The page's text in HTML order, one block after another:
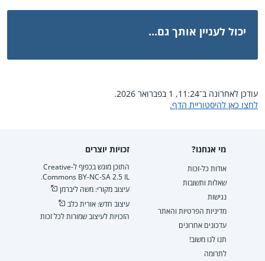
יכול לעניין אותך גם...
עודכן לאחרונה ב־11:24, 1 בפברואר 2026.
לחצו כאן להיסטוריית הדף.
מי אנחנו?
אודות כל-זכות
שאלות ותשובות
נגישות
מדיניות הפרטיות והאתר
עדכונים אחרונים
תנו לנו משוב!
לתרומה
זכויות יוצרים
התוכן מוגש בכפוף ל-Creative
Commons BY-NC-SA 2.5 IL.
עיצוב מקורי: משה ליברמן
עיצוב חדש: אורית כלב
הזכויות לעיצוב שמורות לכל זכות